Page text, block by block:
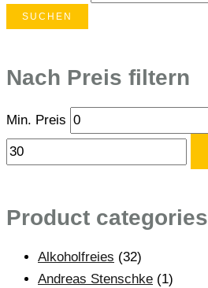
SUCHEN
Nach Preis filtern
Min. Preis
Product categories
Alkoholfreies (32)
Andreas Stenschke (1)